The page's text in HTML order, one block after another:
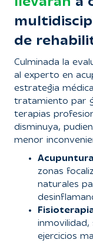
de
Culminada la
al experto en
estrategia
tratamiento par
terapias
disminuya,
menor
zonas
naturales
inmovilidad,
ejercicios